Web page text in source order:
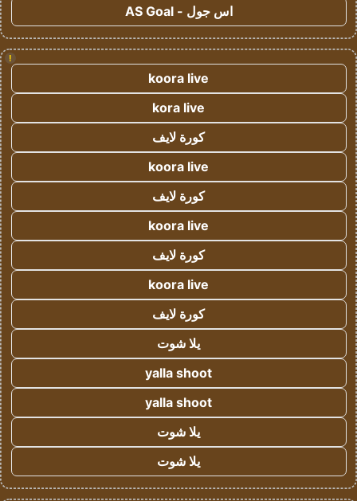
اس جول - AS Goal
!
koora live
kora live
كورة لايف
koora live
كورة لايف
koora live
كورة لايف
koora live
كورة لايف
يلا شوت
yalla shoot
yalla shoot
يلا شوت
يلا شوت